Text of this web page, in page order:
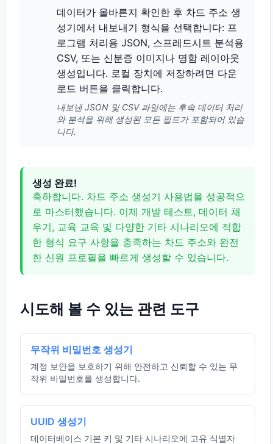
데이터가 올바른지 확인한 후 차드 주소 생
성기에서 내보내기 형식을 선택합니다: 프
로그램 처리용 JSON, 스프레드시트 분석용
CSV, 또는 신분증 이미지나 명함 레이아웃
생성입니다. 로컬 장치에 저장하려면 다운
로드 버튼을 클릭합니다.
내보낸 JSON 및 CSV 파일에는 후속 데이터 처리
와 분석을 위해 생성된 모든 필드가 포함되어 있습
니다.
생성 완료!
축하합니다. 차드 주소 생성기 사용법을 성공적으
로 마스터했습니다. 이제 개발 테스트, 데이터 채
우기, 교육 교육 및 다양한 기타 시나리오에 적합
한 형식 요구 사항을 충족하는 차드 주소와 완전
한 신원 프로필을 빠르게 생성할 수 있습니다.
시도해 볼 수 있는 관련 도구
무작위 비밀번호 생성기
계정 보안을 보호하기 위해 안전하고 신뢰할 수 있는 무
작위 비밀번호를 생성합니다.
UUID 생성기
데이터베이스 기본 키 및 기타 시나리오에 고유 식별자